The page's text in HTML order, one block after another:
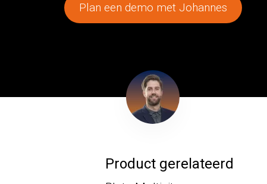
Plan een demo met Johannes
Product gerelateerd